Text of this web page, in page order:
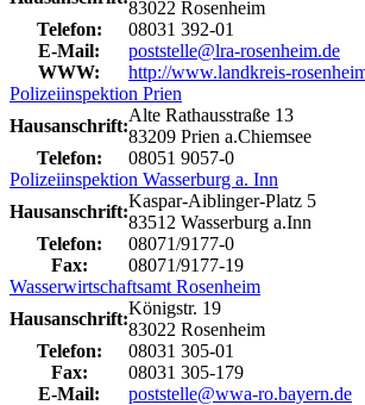
83022 Rosenheim
Telefon:
08031 392-01
E-Mail:
poststelle@lra-rosenheim.de
WWW:
http://www.landkreis-
Polizeiinspektion Prien
Hausanschrift:
Alte Rathausstraße 13
83209 Prien a.Chiemsee
Telefon:
08051 9057-0
Polizeiinspektion Wasserburg a. Inn
Hausanschrift:
Kaspar-Aiblinger-Platz 5
83512 Wasserburg a.Inn
Telefon:
08071/9177-0
Fax:
08071/9177-19
Wasserwirtschaftsamt Rosenheim
Hausanschrift:
Königstr. 19
83022 Rosenheim
Telefon:
08031 305-01
Fax:
08031 305-179
E-Mail:
poststelle@wwa-ro.bayern.de